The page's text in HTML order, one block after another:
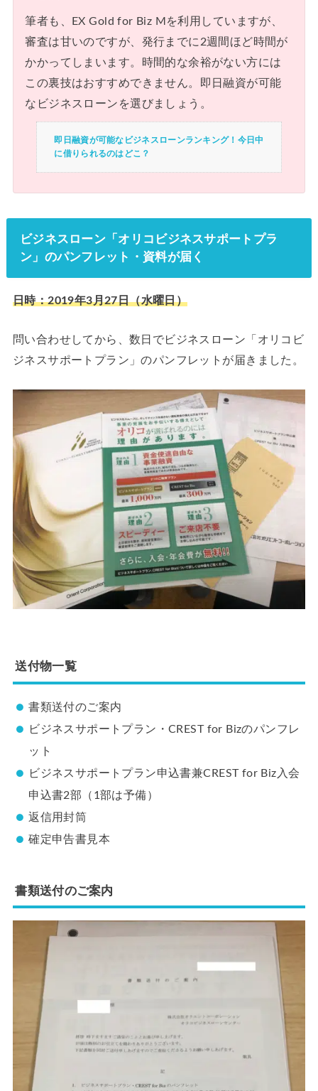
筆者も、EX Gold for Biz Mを利用していますが、
審査は甘いのですが、発行までに2週間ほど時間が
かかってしまいます。時間的な余裕がない方には
この裏技はおすすめできません。即日融資が可能
なビジネスローンを選びましょう。
即日融資が可能なビジネスローンランキング！今日中
に借りられるのはどこ？
ビジネスローン「オリコビジネスサポートプラ
ン」のパンフレット・資料が届く
日時：2019年3月27日（水曜日）
問い合わせしてから、数日でビジネスローン「オリコビ
ジネスサポートプラン」のパンフレットが届きました。
送付物一覧
書類送付のご案内
ビジネスサポートプラン・CREST for Bizのパンフレ
ット
ビジネスサポートプラン申込書兼CREST for Biz入会
申込書2部（1部は予備）
返信用封筒
確定申告書見本
書類送付のご案内